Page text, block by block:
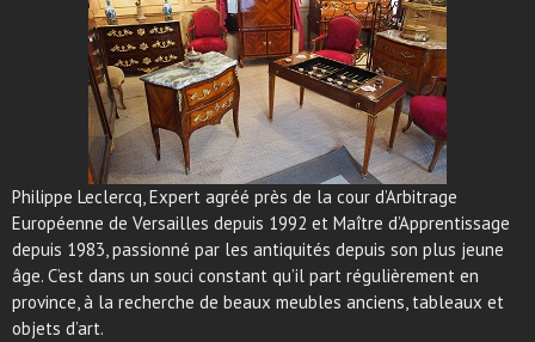
Philippe Leclercq, Expert agréé près de la cour d’Arbitrage
Européenne de Versailles depuis 1992 et Maître d’Apprentissage
depuis 1983, passionné par les antiquités depuis son plus jeune
âge. C’est dans un souci constant qu’il part régulièrement en
province, à la recherche de beaux meubles anciens, tableaux et
objets d’art.